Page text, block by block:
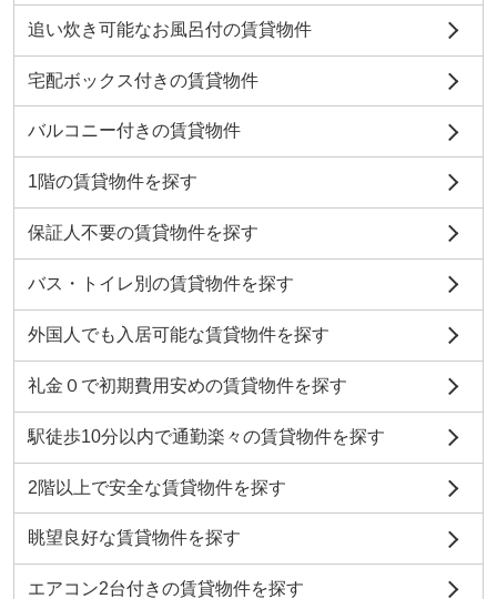
追い炊き可能なお風呂付の賃貸物件
宅配ボックス付きの賃貸物件
バルコニー付きの賃貸物件
1階の賃貸物件を探す
保証人不要の賃貸物件を探す
バス・トイレ別の賃貸物件を探す
外国人でも入居可能な賃貸物件を探す
礼金０で初期費用安めの賃貸物件を探す
駅徒歩10分以内で通勤楽々の賃貸物件を探す
2階以上で安全な賃貸物件を探す
眺望良好な賃貸物件を探す
エアコン2台付きの賃貸物件を探す